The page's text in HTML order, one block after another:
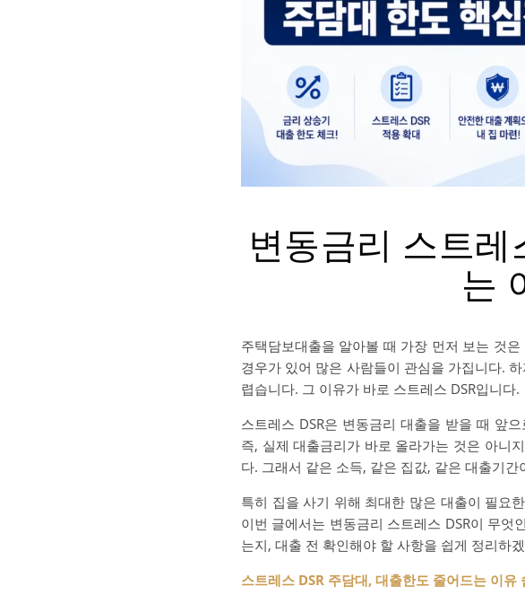
변동금리 스트레
는
주택담보대출을 알아볼 때 가장 먼저 보는 것
경우가 있어 많은 사람들이 관심을 가집니다.
렵습니다. 그 이유가 바로 스트레스 DSR입니다.
스트레스 DSR은 변동금리 대출을 받을 때 앞
즉, 실제 대출금리가 바로 올라가는 것은 아니
다. 그래서 같은 소득, 같은 집값, 같은 대출기
특히 집을 사기 위해 최대한 많은 대출이 필요
이번 글에서는 변동금리 스트레스 DSR이 무엇
는지, 대출 전 확인해야 할 사항을 쉽게 정리하
스트레스 DSR 주담대, 대출한도 줄어드는 이유